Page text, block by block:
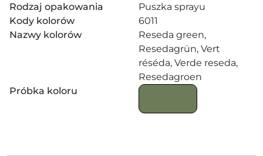
Rodzaj opakowania
Puszka sprayu
Kody kolorów
6011
Nazwy kolorów
Reseda green,
Resedagrün, Vert
réséda, Verde reseda,
Resedagroen
Próbka koloru